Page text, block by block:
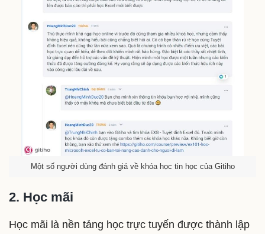
Một số người dùng đánh giá về khóa học tin học của Gitiho
2. Học mãi
Học mãi là nền tảng học trực tuyến được thành lập